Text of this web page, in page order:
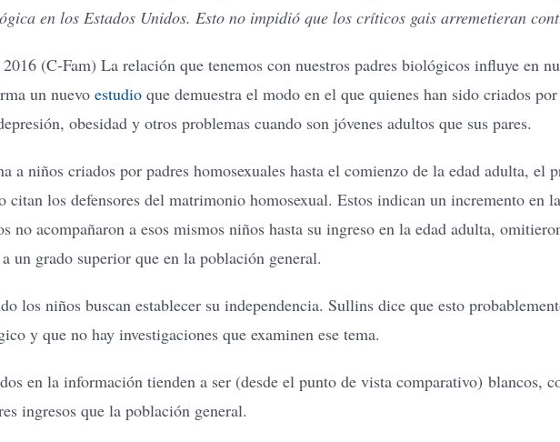
en los Estados Unidos. Esto no impidió que los críticos gais arremetieran
(C-Fam) La relación que tenemos con nuestros padres biológicos influye en
un nuevo estudio que demuestra el modo en el que quienes han sido criados
obesidad y otros problemas cuando son jóvenes adultos que sus pares.
a niños criados por padres homosexuales hasta el comienzo de la edad adulta,
citan los defensores del matrimonio homosexual. Estos indican un incremento en
no acompañaron a esos mismos niños hasta su ingreso en la edad adulta,
un grado superior que en la población general.
los niños buscan establecer su independencia. Sullins dice que esto
y que no hay investigaciones que examinen ese tema.
en la información tienden a ser (desde el punto de vista comparativo) blancos,
ingresos que la población general.